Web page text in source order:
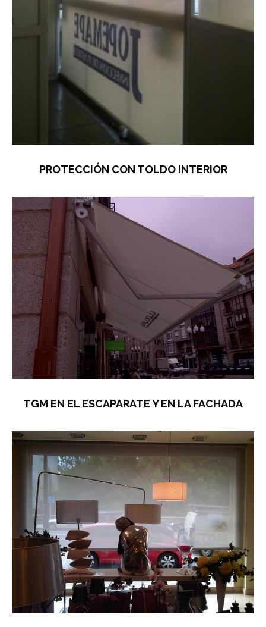
PROTECCIÓN CON TOLDO INTERIOR
TGM EN EL ESCAPARATE Y EN LA FACHADA